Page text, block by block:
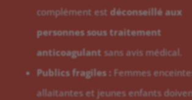
complément est déconseillé aux
personnes sous traitement
anticoagulant sans avis médical.
Publics fragiles : Femmes
allaitantes et jeunes enfants